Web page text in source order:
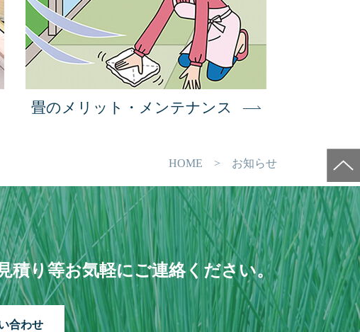
畳のメリット・メンテナンス
HOME > お知らせ
積り等お気軽にご連絡ください。
合わせ